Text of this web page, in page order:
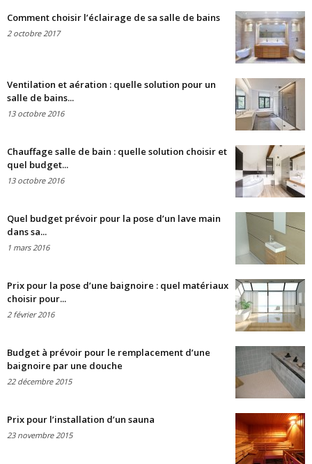
Comment choisir l’éclairage de sa salle de bains
2 octobre 2017
Ventilation et aération : quelle solution pour un
salle de bains...
13 octobre 2016
Chauffage salle de bain : quelle solution choisir et
quel budget...
13 octobre 2016
Quel budget prévoir pour la pose d’un lave main
dans sa...
1 mars 2016
Prix pour la pose d’une baignoire : quel matériaux
choisir pour...
2 février 2016
Budget à prévoir pour le remplacement d’une
baignoire par une douche
22 décembre 2015
Prix pour l’installation d’un sauna
23 novembre 2015